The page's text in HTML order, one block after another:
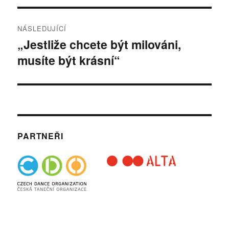
NÁSLEDUJÍCÍ
Následující
příspěvek:
„Jestliže chcete být milováni,
musíte být krásní“
PARTNEŘI